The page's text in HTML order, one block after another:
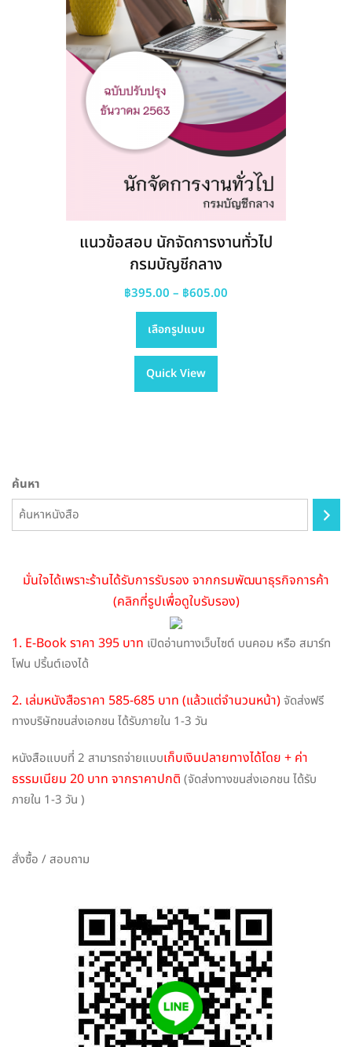
chosen
on
the
product
page
แนวข้อสอบ นักจัดการงานทั่วไป
กรมบัญชีกลาง
฿395.00 – ฿605.00
เลือกรูปแบบ
This
has
variants.
chosen
page
Quick View
ค้นหา
มั่นใจได้เพราะร้านได้รับการรับรอง จากกรมพัฒนาธุรกิจการค้า
(คลิกที่รูปเพื่อดูใบรับรอง)
1. E-Book ราคา 395 บาท เปิดอ่านทางเว็บไซต์ บนคอม หรือ สมาร์ท
โฟน ปริ้นต์เองได้
2. เล่มหนังสือราคา 585-685 บาท (แล้วแต่จำนวนหน้า)จัดส่งฟรี
ทางบริษัทขนส่งเอกชน ได้รับภายใน 1-3 วัน
หนังสือแบบที่ 2 สามารถจ่ายแบบเก็บเงินปลายทางได้โดย + ค่า
ธรรมเนียม 20 บาท จากราคาปกติ (จัดส่งทางขนส่งเอกชน ได้รับ
ภายใน 1-3 วัน )
สั่งซื้อ / สอบถาม